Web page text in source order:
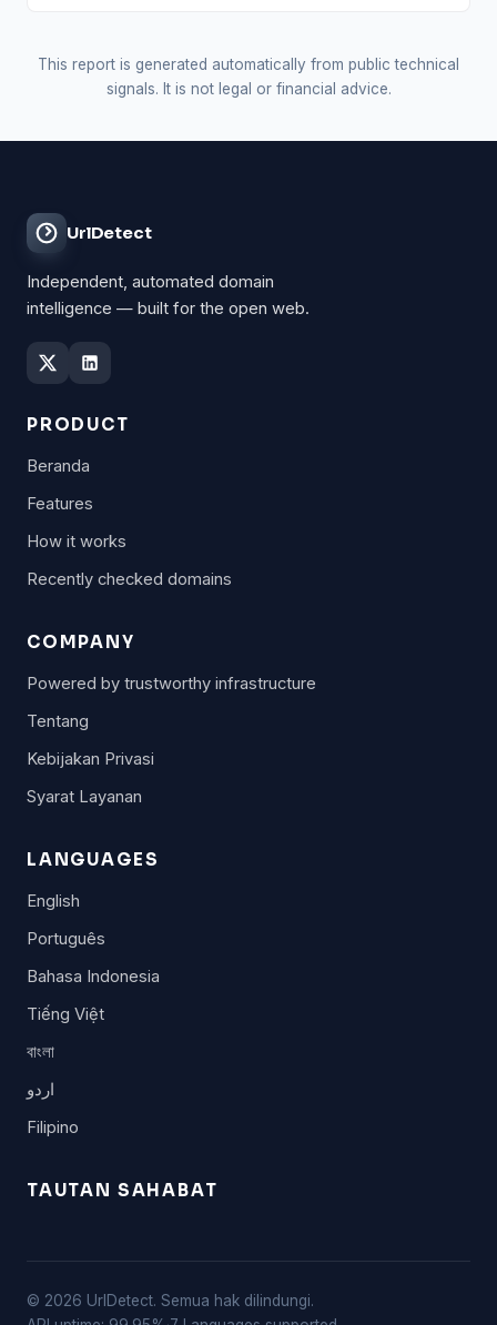
This report is generated automatically from public technical
signals. It is not legal or financial advice.
UrlDetect
Independent, automated domain
intelligence — built for the open web.
PRODUCT
Beranda
Features
How it works
Recently checked domains
COMPANY
Powered by trustworthy infrastructure
Tentang
Kebijakan Privasi
Syarat Layanan
LANGUAGES
English
Português
Bahasa Indonesia
Tiếng Việt
বাংলা
اردو
Filipino
TAUTAN SAHABAT
© 2026 UrlDetect. Semua hak dilindungi.